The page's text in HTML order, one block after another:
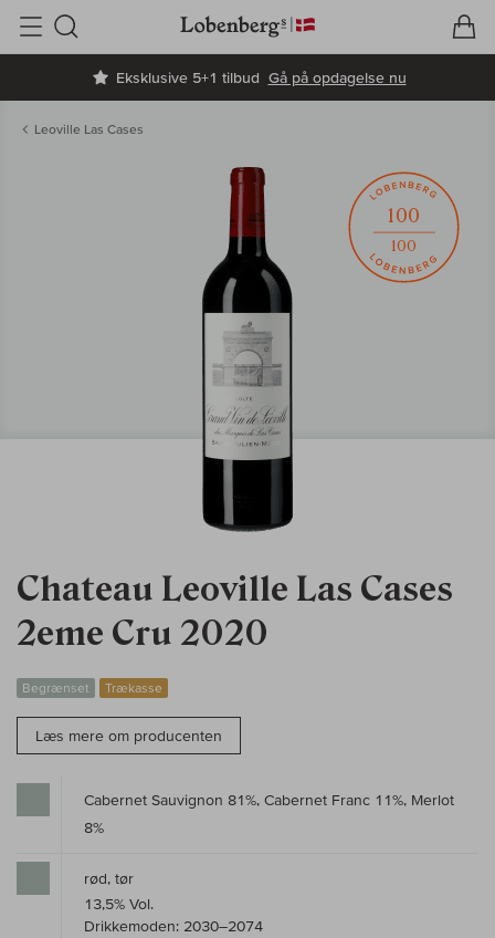
Eksklusive 5+1 tilbud Gå på opdagelse nu
Søg
Leoville Las Cases
Chateau Leoville Las Cases
2eme Cru 2020
Begrænset Trækasse
Læs mere om producenten
100
100
Cabernet Sauvignon 81%, Cabernet Franc 11%, Merlot
8%
rød, tør
13,5% Vol.
Drikkemoden: 2030–2074